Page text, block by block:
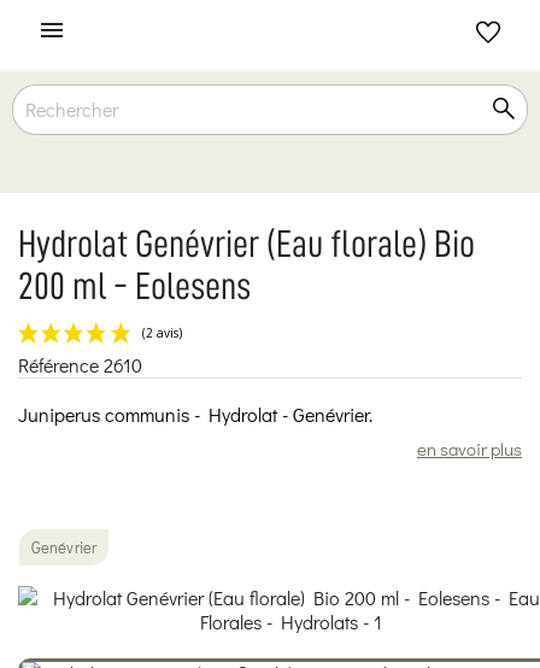

Hydrolat Genévrier (Eau florale) Bio
200 ml - Eolesens
Référence2610
Juniperus communis - Hydrolat - Genévrier.
en savoir plus
Genévrier